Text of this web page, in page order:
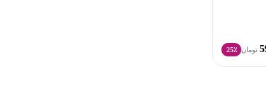
تومان 25٪